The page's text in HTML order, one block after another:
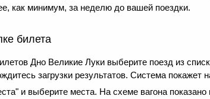
как минимум, за неделю до вашей поездки.
билета
Дно Великие Луки выберите поезд из
загрузки результатов. Система покажет
и выберите места. На схеме вагона показано